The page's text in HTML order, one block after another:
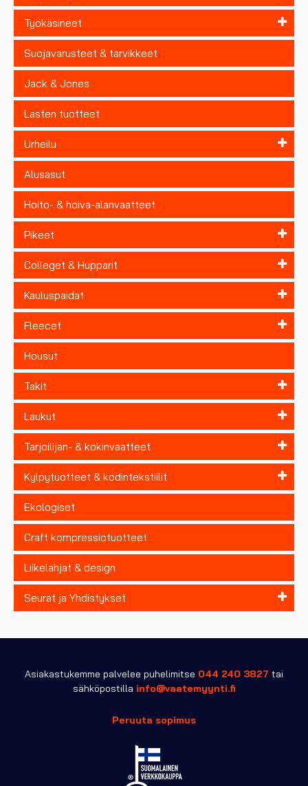
Työkäsineet
Suojavarusteet & tarvikkeet
Jack & Jones
Lasten tuotteet
Urheilu
Alusasut
Hoito- & hoiva-alanvaatteet
Pikeet
Colleget & Hupparit
Kauluspaidat
Fleecet
Housut
Takit
Laukut
Tarjoilijan- & kokinvaatteet
Kylpytuotteet & kodintekstiilit
Ekologiset
Craft kompressiotuotteet
Liikelahjat & design
Seurat ja Yhdistykset
Asiakastukemme palvelee puhelimitse 044 240 3827 tai
sähköpostilla info@vaatemyynti.fi
Peruuta sopimus